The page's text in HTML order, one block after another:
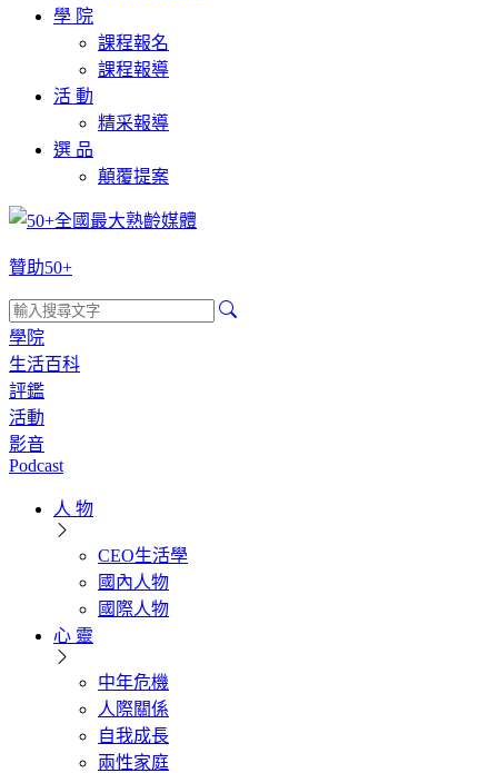
學 院
課程報名
課程報導
活 動
精采報導
選 品
顛覆提案
贊助50+
學院
生活百科
評鑑
活動
影音
Podcast
人 物
CEO生活學
國內人物
國際人物
心 靈
中年危機
人際關係
自我成長
兩性家庭